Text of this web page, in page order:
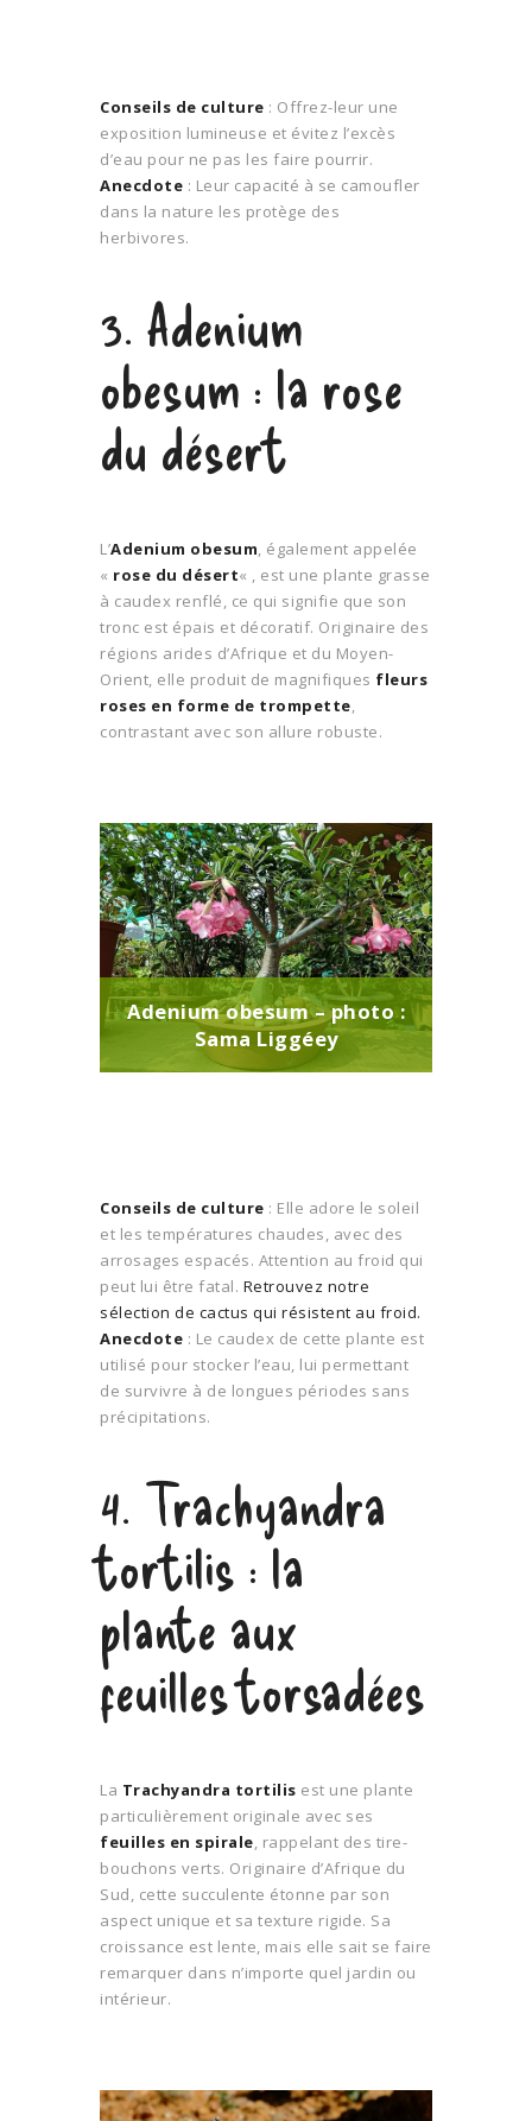
Conseils de culture : Offrez-leur une
exposition lumineuse et évitez l’excès
d’eau pour ne pas les faire pourrir.
Anecdote : Leur capacité à se camoufler
dans la nature les protège des
herbivores.
3. Adenium
obesum : la rose
du désert
L’Adenium obesum, également appelée
« rose du désert« , est une plante grasse
à caudex renflé, ce qui signifie que son
tronc est épais et décoratif. Originaire des
régions arides d’Afrique et du Moyen-
Orient, elle produit de magnifiques fleurs
roses en forme de trompette,
contrastant avec son allure robuste.
Adenium obesum – photo :
Sama Liggéey
Conseils de culture : Elle adore le soleil
et les températures chaudes, avec des
arrosages espacés. Attention au froid qui
peut lui être fatal. Retrouvez notre
sélection de cactus qui résistent au froid.
Anecdote : Le caudex de cette plante est
utilisé pour stocker l’eau, lui permettant
de survivre à de longues périodes sans
précipitations.
4. Trachyandra
tortilis : la
plante aux
feuilles torsadées
La Trachyandra tortilis est une plante
particulièrement originale avec ses
feuilles en spirale, rappelant des tire-
bouchons verts. Originaire d’Afrique du
Sud, cette succulente étonne par son
aspect unique et sa texture rigide. Sa
croissance est lente, mais elle sait se faire
remarquer dans n’importe quel jardin ou
intérieur.